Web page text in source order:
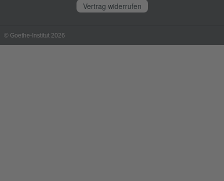
Vertrag widerrufen
© Goethe-Institut 2026